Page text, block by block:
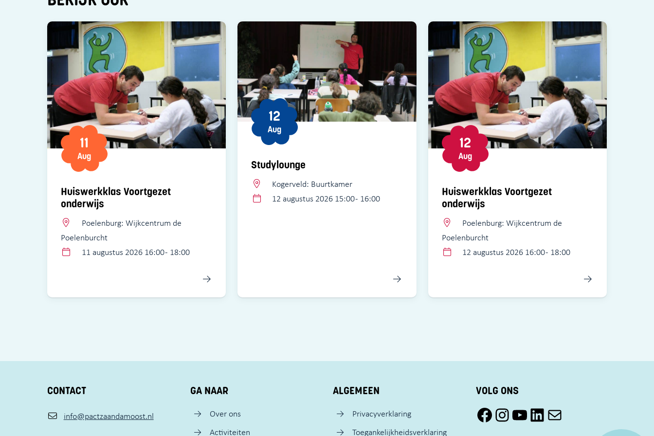
Huiswerkklas Voortgezet
onderwijs
11
Aug
Poelenburg: Wijkcentrum de
Poelenburcht
11 augustus 2026 16:00 - 18:00
Studylounge
12
Aug
Kogerveld: Buurtkamer
12 augustus 2026 15:00 - 16:00
Huiswerkklas Voortgezet
onderwijs
12
Aug
Poelenburg: Wijkcentrum de
Poelenburcht
12 augustus 2026 16:00 - 18:00
CONTACT
info@pactzaandamoost.nl
GA NAAR
Over ons
Activiteiten
ALGEMEEN
Privacyverklaring
Toegankelijkheidsverklaring
VOLG ONS
Facebook Pact Zaandam OostInstagram Pact Zaandam OostYouTube Pact Zaandam OostLinkedIn
Mail